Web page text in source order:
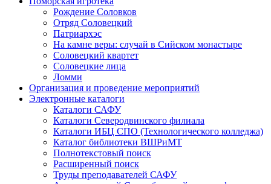
Рождение Соловков
Отряд Соловецкий
Патриархэс
На камне веры: случай в Сийском монастыре
Соловецкий квартет
Соловецкие лица
Ломми
Организация и проведение мероприятий
Электронные каталоги
Каталоги САФУ
Каталоги Северодвинского филиала
Каталоги ИБЦ СПО (Технологического колледжа)
Каталог библиотеки ВШРиМТ
Полнотекстовый поиск
Расширенный поиск
Труды преподавателей САФУ